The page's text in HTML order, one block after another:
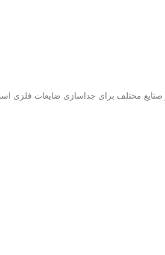
صنایع مختلف برای جداسازی ضایعات فلزی